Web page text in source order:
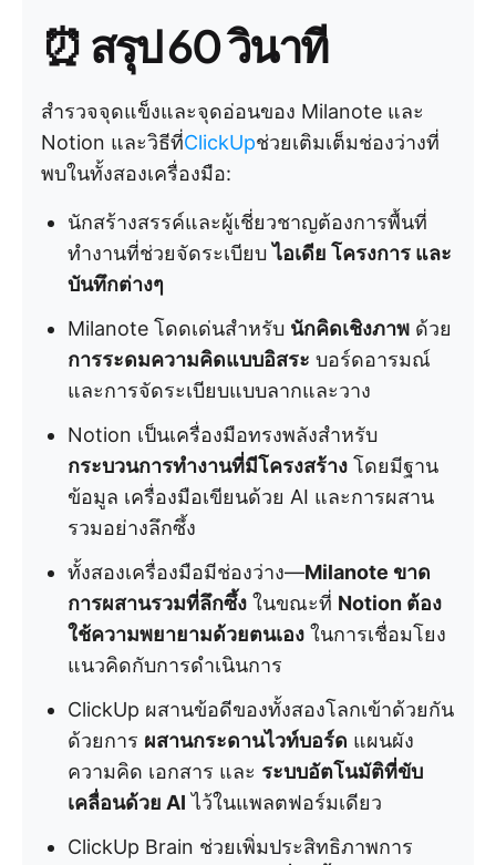
⏰ สรุป 60 วินาที
สำรวจจุดแข็งและจุดอ่อนของ Milanote และ
Notion และวิธีที่ClickUpช่วยเติมเต็มช่องว่างที่
พบในทั้งสองเครื่องมือ:
นักสร้างสรรค์และผู้เชี่ยวชาญต้องการพื้นที่
ทำงานที่ช่วยจัดระเบียบไอเดีย โครงการ และ
บันทึกต่างๆ
Milanote โดดเด่นสำหรับ นักคิดเชิงภาพ ด้วย
การระดมความคิดแบบอิสระ บอร์ดอารมณ์
และการจัดระเบียบแบบลากและวาง
Notion เป็นเครื่องมือทรงพลังสำหรับ
กระบวนการทำงานที่มีโครงสร้าง โดยมีฐาน
ข้อมูล เครื่องมือเขียนด้วย AI และการผสาน
รวมอย่างลึกซึ้ง
ทั้งสองเครื่องมือมีช่องว่าง—Milanote ขาด
การผสานรวมที่ลึกซึ้ง ในขณะที่ Notion ต้อง
ใช้ความพยายามด้วยตนเอง ในการเชื่อมโยง
แนวคิดกับการดำเนินการ
ClickUp ผสานข้อดีของทั้งสองโลกเข้าด้วยกัน
ด้วยการ ผสานกระดานไวท์บอร์ด แผนผัง
ความคิด เอกสาร และ ระบบอัตโนมัติที่ขับ
เคลื่อนด้วย AI ไว้ในแพลตฟอร์มเดียว
ClickUp Brain ช่วยเพิ่มประสิทธิภาพการ